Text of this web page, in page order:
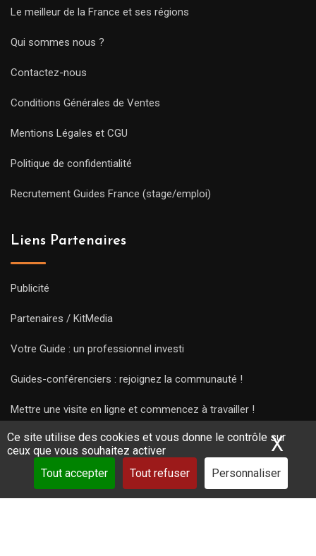
Ce site utilise des cookies et vous donne le contrôle sur
ceux que vous souhaitez activer
Tout accepter
Tout refuser Personnaliser
X
Le meilleur de la France et ses régions
Qui sommes nous ?
Contactez-nous
Conditions Générales de Ventes
Mentions Légales et CGU
Politique de confidentialité
Recrutement Guides France (stage/emploi)
Liens Partenaires
Publicité
Partenaires / KitMedia
Votre Guide : un professionnel investi
Guides-conférenciers : rejoignez la communauté !
Mettre une visite en ligne et commencez à travailler !